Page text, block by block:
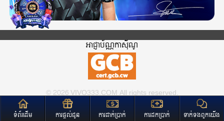
អាជ្ញាប័ណ្ណកាសុីណូ
© 2026 VIVO333.COM All rights reserved.
ទំព័រដើម ការផ្តល់ជូន ការដាក់ប្រាក់ ការដកប្រាក់ ទាក់ទងពួកយើង